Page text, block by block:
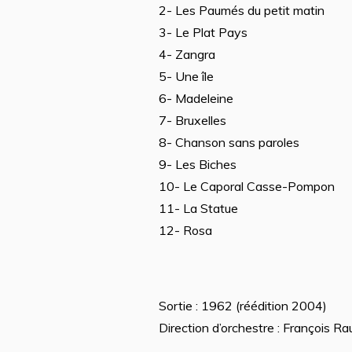
2- Les Paumés du petit matin
3- Le Plat Pays
4- Zangra
5- Une île
6- Madeleine
7- Bruxelles
8- Chanson sans paroles
9- Les Biches
10- Le Caporal Casse-Pompon
11- La Statue
12- Rosa
Sortie : 1962 (réédition 2004)
Direction d’orchestre : François